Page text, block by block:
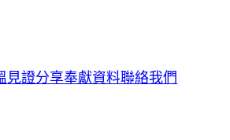
見證分享奉獻資料聯絡我們